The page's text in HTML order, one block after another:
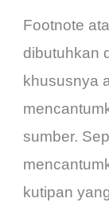
Footnote
dibutuhkan
khususnya
sumber.
kutipan